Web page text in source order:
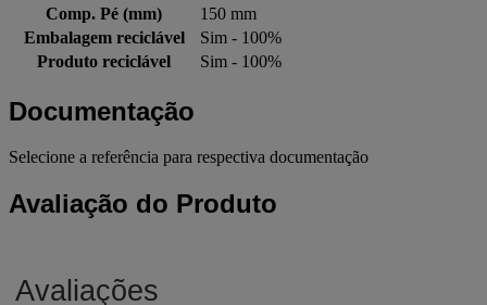
Comp. Pé (mm)
150 mm
Embalagem reciclável
Sim - 100%
Produto reciclável
Sim - 100%
Documentação
Selecione a referência para respectiva documentação
Avaliação do Produto